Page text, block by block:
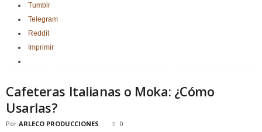
Tumblr
Telegram
Reddit
Imprimir
Cafeteras Italianas o Moka: ¿Cómo
Usarlas?
Por ARLECO PRODUCCIONES 0